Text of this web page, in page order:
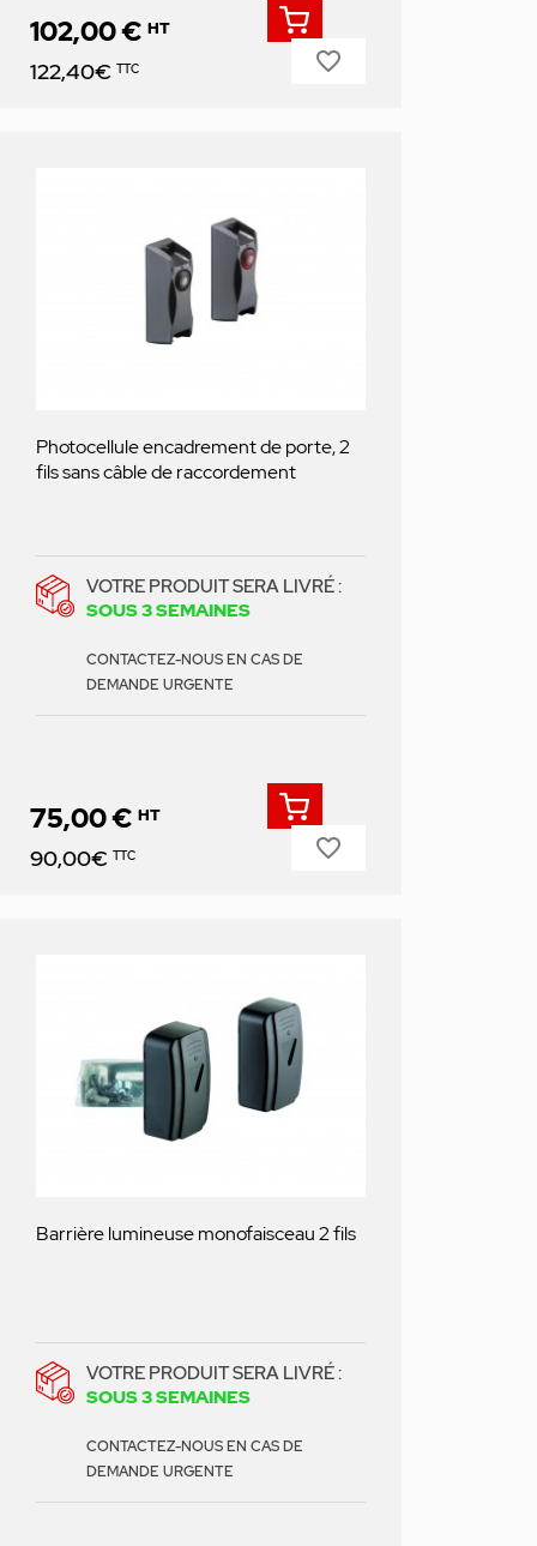
Prix
102,00 € HT
122,40€ TTC favorite_border
Photocellule encadrement de porte, 2
fils sans câble de raccordement
VOTRE PRODUIT SERA LIVRÉ :
SOUS 3 SEMAINES
CONTACTEZ-NOUS EN CAS DE
DEMANDE URGENTE
Prix
75,00 € HT
90,00€ TTC favorite_border
Barrière lumineuse monofaisceau 2 fils
VOTRE PRODUIT SERA LIVRÉ :
SOUS 3 SEMAINES
CONTACTEZ-NOUS EN CAS DE
DEMANDE URGENTE